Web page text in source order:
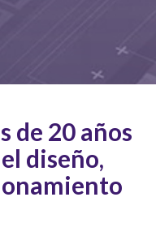
de 20 años
diseño,